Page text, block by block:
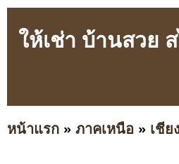
ให้เช่า บ้านสวย
หน้าแรก » ภาคเหนือ » เชีย